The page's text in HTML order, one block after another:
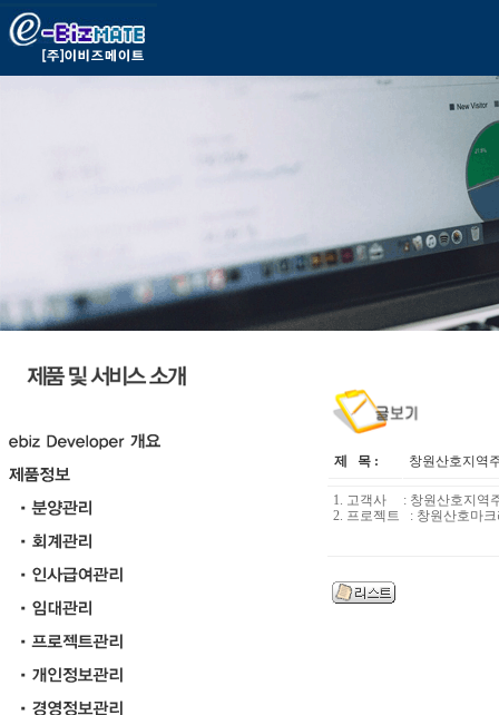
제 목 : 창원산호지역
1. 고객사 : 창원산호지역
2. 프로젝트 : 창원산호마